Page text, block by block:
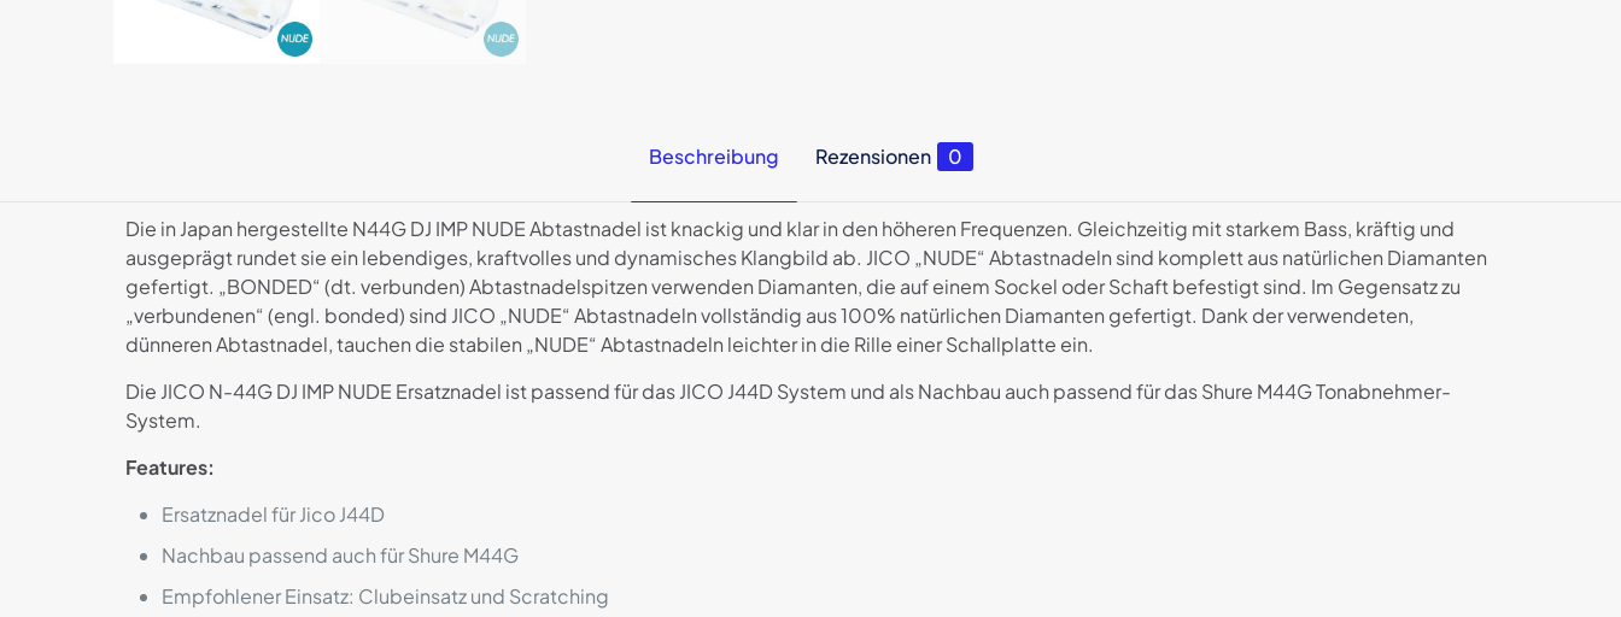
Beschreibung Rezensionen 0
Die in Japan hergestellte N44G DJ IMP NUDE Abtastnadel ist knackig und klar in den höheren Frequenzen. Gleichzeitig mit starkem Bass, kräftig und
ausgeprägt rundet sie ein lebendiges, kraftvolles und dynamisches Klangbild ab. JICO „NUDE“ Abtastnadeln sind komplett aus natürlichen Diamanten
gefertigt. „BONDED“ (dt. verbunden) Abtastnadelspitzen verwenden Diamanten, die auf einem Sockel oder Schaft befestigt sind. Im Gegensatz zu
„verbundenen“ (engl. bonded) sind JICO „NUDE“ Abtastnadeln vollständig aus 100% natürlichen Diamanten gefertigt. Dank der verwendeten,
dünneren Abtastnadel, tauchen die stabilen „NUDE“ Abtastnadeln leichter in die Rille einer Schallplatte ein.
Die JICO N-44G DJ IMP NUDE Ersatznadel ist passend für das JICO J44D System und als Nachbau auch passend für das Shure M44G Tonabnehmer-
System.
Features:
Ersatznadel für Jico J44D
Nachbau passend auch für Shure M44G
Empfohlener Einsatz: Clubeinsatz und Scratching